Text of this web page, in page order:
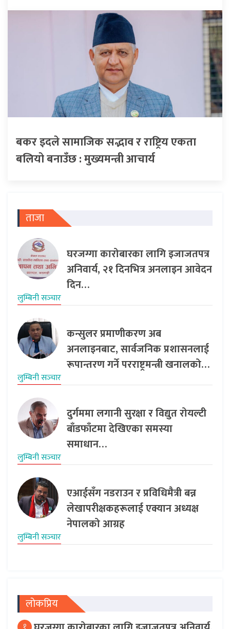
बकर इदले सामाजिक सद्भाव र राष्ट्रिय एकता
बलियो बनाउँछ : मुख्यमन्त्री आचार्य
ताजा
घरजग्गा कारोबारका लागि इजाजतपत्र
अनिवार्य, २१ दिनभित्र अनलाइन आवेदन
दिन…
लुम्बिनी सञ्‍चार
कन्सुलर प्रमाणीकरण अब
अनलाइनबाट, सार्वजनिक प्रशासनलाई
रूपान्तरण गर्ने परराष्ट्रमन्त्री खनालको…
लुम्बिनी सञ्‍चार
दुर्गममा लगानी सुरक्षा र विद्युत रोयल्टी
बाँडफाँटमा देखिएका समस्या
समाधान…
लुम्बिनी सञ्‍चार
एआईसँग नडराउन र प्रविधिमैत्री बन्न
लेखापरीक्षकहरूलाई एक्यान अध्यक्ष
नेपालको आग्रह
लुम्बिनी सञ्‍चार
लोकप्रिय